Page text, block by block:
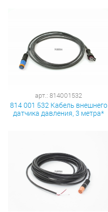
арт.: 814001532
814 001 532 Кабель внешнего
датчика давления, 3 метра*